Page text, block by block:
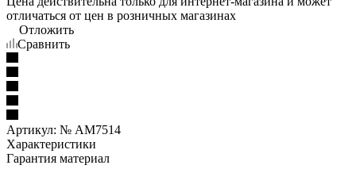
отличаться от цен в розничных магазинах
Отложить
Сравнить
Артикул: № AM7514
Характеристики
Гарантия материал